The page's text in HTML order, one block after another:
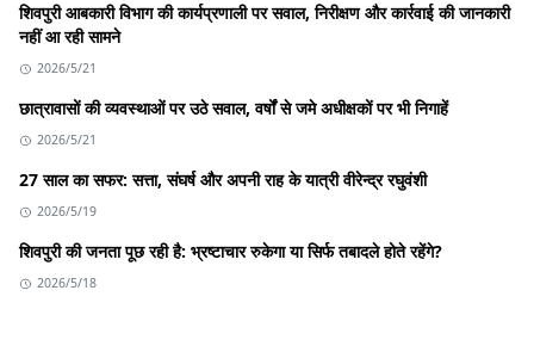
शिवपुरी आबकारी विभाग की कार्यप्रणाली पर सवाल, निरीक्षण और कार्रवाई की जानकारी
नहीं आ रही सामने
2026/5/21
छात्रावासों की व्यवस्थाओं पर उठे सवाल, वर्षों से जमे अधीक्षकों पर भी निगाहें
2026/5/21
27 साल का सफर: सत्ता, संघर्ष और अपनी राह के यात्री वीरेन्द्र रघुवंशी
2026/5/19
शिवपुरी की जनता पूछ रही है: भ्रष्टाचार रुकेगा या सिर्फ तबादले होते रहेंगे?
2026/5/18